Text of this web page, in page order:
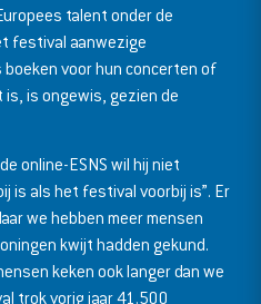
talent onder de
festival aanwezige
voor hun concerten of
is, is ongewis, gezien de
online-ESNS wil hij niet
is als het festival voorbij is”. Er
we hebben meer mensen
kwijt hadden gekund.
keken ook langer dan we
trok vorig jaar 41.500